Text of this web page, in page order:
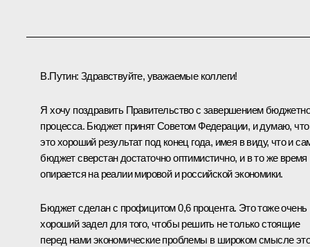
В.Путин: Здравствуйте, уважаемые коллеги!
Я хочу поздравить Правительство с завершением
процесса. Бюджет принят Советом Федерации, и думаю, что
это хороший результат под конец года, имея в виду, что и
бюджет сверстан достаточно оптимистично, и в то же время
опирается на реалии мировой и российской экономики.
Бюджет сделан с профицитом 0,6 процента. Это тоже очень
хороший задел для того, чтобы решить не только стоящие
перед нами экономические проблемы в широком смысле